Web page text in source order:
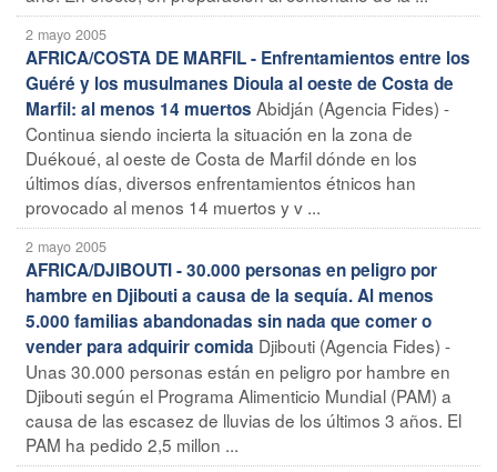
2 mayo 2005
AFRICA/COSTA DE MARFIL - Enfrentamientos entre los
Guéré y los musulmanes Dioula al oeste de Costa de
Marfil: al menos 14 muertos Abidján (Agencia Fides) -
Continua siendo incierta la situación en la zona de
Duékoué, al oeste de Costa de Marfil dónde en los
últimos días, diversos enfrentamientos étnicos han
provocado al menos 14 muertos y v ...
2 mayo 2005
AFRICA/DJIBOUTI - 30.000 personas en peligro por
hambre en Djibouti a causa de la sequía. Al menos
5.000 familias abandonadas sin nada que comer o
vender para adquirir comida Djibouti (Agencia Fides) -
Unas 30.000 personas están en peligro por hambre en
Djibouti según el Programa Alimenticio Mundial (PAM) a
causa de las escasez de lluvias de los últimos 3 años. El
PAM ha pedido 2,5 millon ...